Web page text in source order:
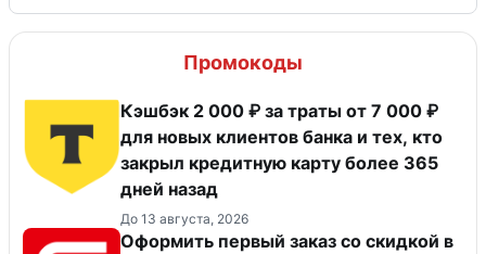
Промокоды
Кэшбэк 2 000 ₽ за траты от 7 000 ₽
для новых клиентов банка и тех, кто
закрыл кредитную карту более 365
дней назад
До 13 августа, 2026
Оформить первый заказ со скидкой в